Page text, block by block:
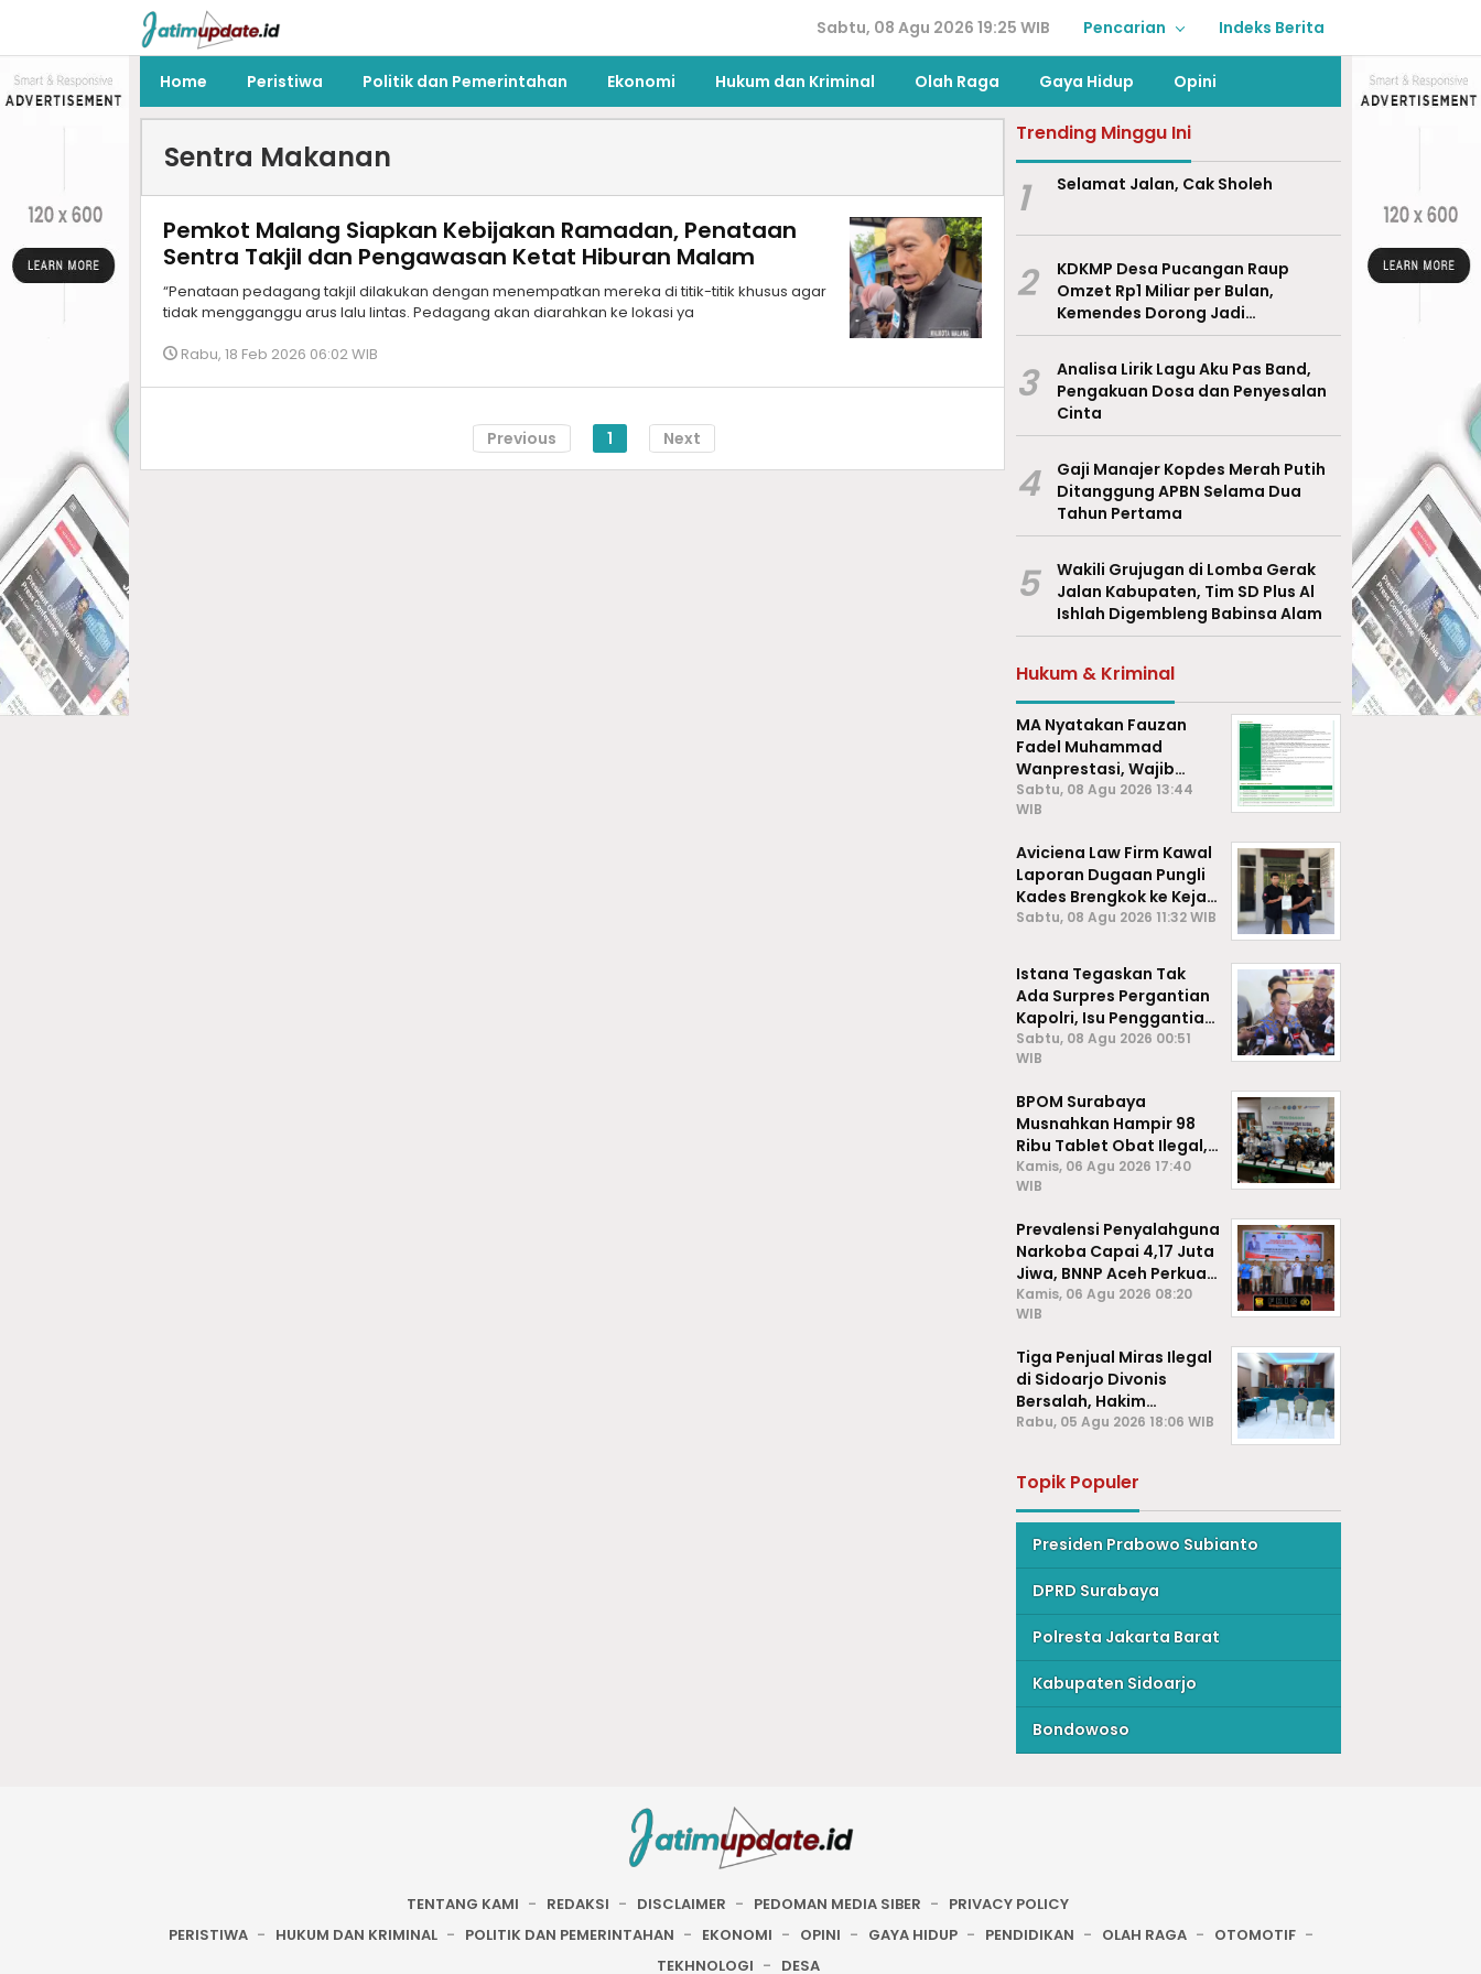
Sabtu, 08 Agu 2026 19:25 WIB Pencarian Indeks Berita
Home Peristiwa Politik dan Pemerintahan Ekonomi Hukum dan Kriminal Olah Raga Gaya Hidup Opini
Sentra Makanan
Pemkot Malang Siapkan Kebijakan Ramadan, Penataan
Sentra Takjil dan Pengawasan Ketat Hiburan Malam
“Penataan pedagang takjil dilakukan dengan menempatkan mereka di titik-titik khusus agar
tidak mengganggu arus lalu lintas. Pedagang akan diarahkan ke lokasi ya
Rabu, 18 Feb 2026 06:02 WIB
Previous 1 Next
Trending Minggu Ini
1 Selamat Jalan, Cak Sholeh
2
KDKMP Desa Pucangan Raup
Omzet Rp1 Miliar per Bulan,
Kemendes Dorong Jadi
Percontohan Nasional
3
Analisa Lirik Lagu Aku Pas Band,
Pengakuan Dosa dan Penyesalan
Cinta
4
Gaji Manajer Kopdes Merah Putih
Ditanggung APBN Selama Dua
Tahun Pertama
5
Wakili Grujugan di Lomba Gerak
Jalan Kabupaten, Tim SD Plus Al
Ishlah Digembleng Babinsa Alam
Hukum & Kriminal
MA Nyatakan Fauzan
Fadel Muhammad
Wanprestasi, Wajib
Bayar Rp2,085 Miliar
Sabtu, 08 Agu 2026 13:44
WIB
Aviciena Law Firm Kawal
Laporan Dugaan Pungli
Kades Brengkok ke Kejari
Lamongan
Sabtu, 08 Agu 2026 11:32 WIB
Istana Tegaskan Tak
Ada Surpres Pergantian
Kapolri, Isu Penggantian
Listyo Sigit Dipastikan
Hoaks
Sabtu, 08 Agu 2026 00:51
WIB
BPOM Surabaya
Musnahkan Hampir 98
Ribu Tablet Obat Ilegal,
Cegah Penyalahgunaan
di Kalangan Pelajar
Kamis, 06 Agu 2026 17:40
WIB
Prevalensi Penyalahguna
Narkoba Capai 4,17 Juta
Jiwa, BNNP Aceh Perkuat
P4GN di Subulussalam
Kamis, 06 Agu 2026 08:20
WIB
Tiga Penjual Miras Ilegal
di Sidoarjo Divonis
Bersalah, Hakim
Jatuhkan Denda hingga
Rabu, 05 Agu 2026 18:06 WIB
Topik Populer
Presiden Prabowo Subianto
DPRD Surabaya
Polresta Jakarta Barat
Kabupaten Sidoarjo
Bondowoso
TENTANG KAMI REDAKSI DISCLAIMER PEDOMAN MEDIA SIBER
PRIVACY POLICY
PERISTIWA
HUKUM DAN KRIMINAL POLITIK DAN PEMERINTAHAN EKONOMI OPINI GAYA HIDUP PENDIDIKAN OLAH RAGA
OTOMOTIF
TEKHNOLOGI
DESA